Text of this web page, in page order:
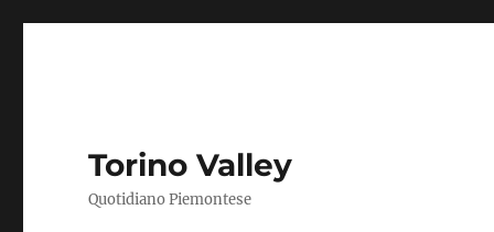
Torino Valley
Quotidiano Piemontese